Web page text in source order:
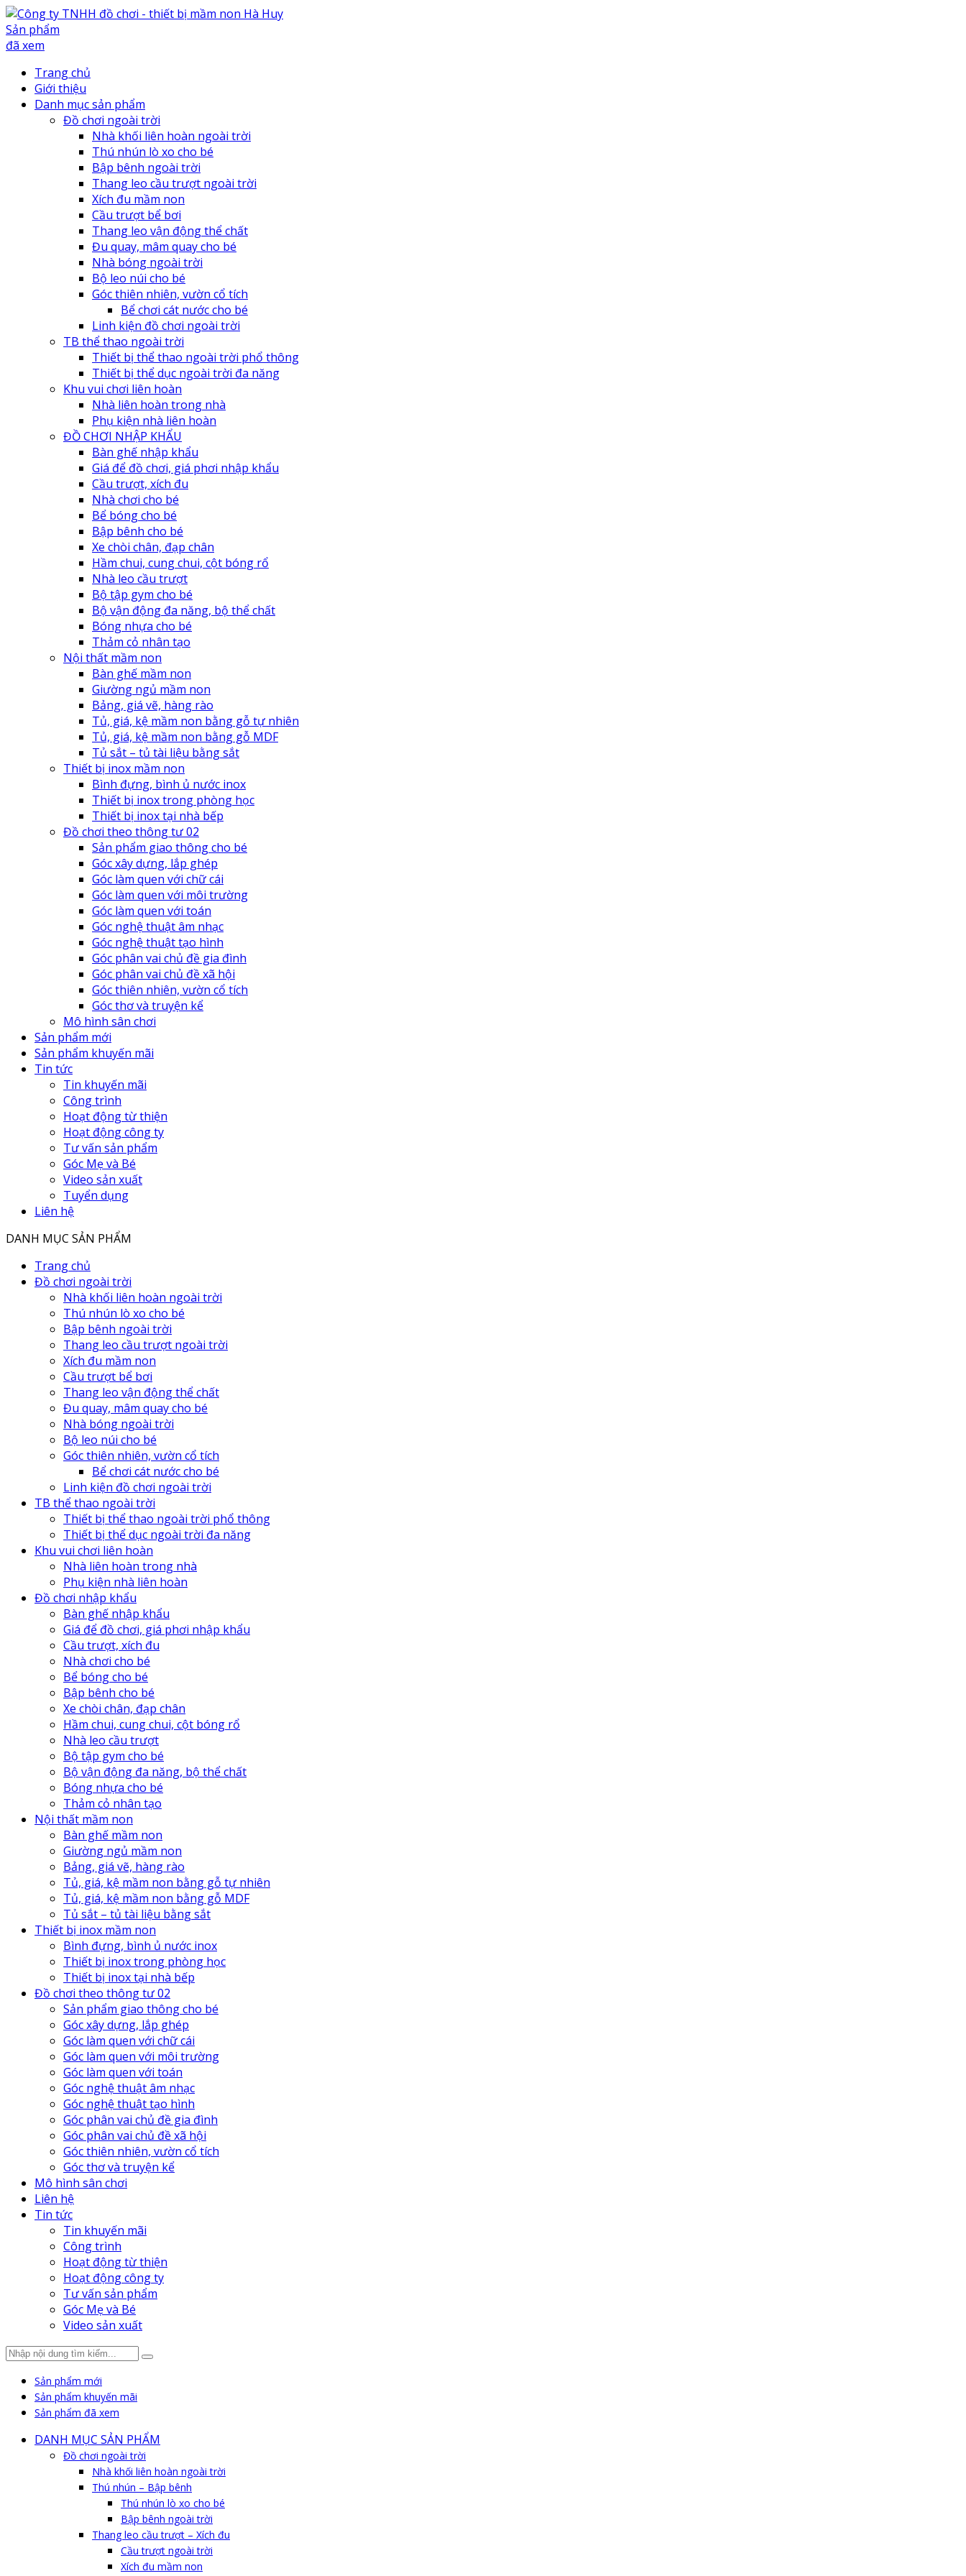
Sản phẩm
đã xem
Trang chủ
Giới thiệu
Danh mục sản phẩm
Đồ chơi ngoài trời
Nhà khối liên hoàn ngoài trời
Thú nhún lò xo cho bé
Bập bênh ngoài trời
Thang leo cầu trượt ngoài trời
Xích đu mầm non
Cầu trượt bể bơi
Thang leo vận động thể chất
Đu quay, mâm quay cho bé
Nhà bóng ngoài trời
Bộ leo núi cho bé
Góc thiên nhiên, vườn cổ tích
Bể chơi cát nước cho bé
Linh kiện đồ chơi ngoài trời
TB thể thao ngoài trời
Thiết bị thể thao ngoài trời phổ thông
Thiết bị thể dục ngoài trời đa năng
Khu vui chơi liên hoàn
Nhà liên hoàn trong nhà
Phụ kiện nhà liên hoàn
ĐỒ CHƠI NHẬP KHẨU
Bàn ghế nhập khẩu
Giá để đồ chơi, giá phơi nhập khẩu
Cầu trượt, xích đu
Nhà chơi cho bé
Bể bóng cho bé
Bập bênh cho bé
Xe chòi chân, đạp chân
Hầm chui, cung chui, cột bóng rổ
Nhà leo cầu trượt
Bộ tập gym cho bé
Bộ vận động đa năng, bộ thể chất
Bóng nhựa cho bé
Thảm cỏ nhân tạo
Nội thất mầm non
Bàn ghế mầm non
Giường ngủ mầm non
Bảng, giá vẽ, hàng rào
Tủ, giá, kệ mầm non bằng gỗ tự nhiên
Tủ, giá, kệ mầm non bằng gỗ MDF
Tủ sắt – tủ tài liệu bằng sắt
Thiết bị inox mầm non
Bình đựng, bình ủ nước inox
Thiết bị inox trong phòng học
Thiết bị inox tại nhà bếp
Đồ chơi theo thông tư 02
Sản phẩm giao thông cho bé
Góc xây dựng, lắp ghép
Góc làm quen với chữ cái
Góc làm quen với môi trường
Góc làm quen với toán
Góc nghệ thuật âm nhạc
Góc nghệ thuật tạo hình
Góc phân vai chủ đề gia đình
Góc phân vai chủ đề xã hội
Góc thiên nhiên, vườn cổ tích
Góc thơ và truyện kể
Mô hình sân chơi
Sản phẩm mới
Sản phẩm khuyến mãi
Tin tức
Tin khuyến mãi
Công trình
Hoạt động từ thiện
Hoạt động công ty
Tư vấn sản phẩm
Góc Mẹ và Bé
Video sản xuất
Tuyển dụng
Liên hệ
DANH MỤC SẢN PHẨM
Trang chủ
Đồ chơi ngoài trời
Nhà khối liên hoàn ngoài trời
Thú nhún lò xo cho bé
Bập bênh ngoài trời
Thang leo cầu trượt ngoài trời
Xích đu mầm non
Cầu trượt bể bơi
Thang leo vận động thể chất
Đu quay, mâm quay cho bé
Nhà bóng ngoài trời
Bộ leo núi cho bé
Góc thiên nhiên, vườn cổ tích
Bể chơi cát nước cho bé
Linh kiện đồ chơi ngoài trời
TB thể thao ngoài trời
Thiết bị thể thao ngoài trời phổ thông
Thiết bị thể dục ngoài trời đa năng
Khu vui chơi liên hoàn
Nhà liên hoàn trong nhà
Phụ kiện nhà liên hoàn
Đồ chơi nhập khẩu
Bàn ghế nhập khẩu
Giá để đồ chơi, giá phơi nhập khẩu
Cầu trượt, xích đu
Nhà chơi cho bé
Bể bóng cho bé
Bập bênh cho bé
Xe chòi chân, đạp chân
Hầm chui, cung chui, cột bóng rổ
Nhà leo cầu trượt
Bộ tập gym cho bé
Bộ vận động đa năng, bộ thể chất
Bóng nhựa cho bé
Thảm cỏ nhân tạo
Nội thất mầm non
Bàn ghế mầm non
Giường ngủ mầm non
Bảng, giá vẽ, hàng rào
Tủ, giá, kệ mầm non bằng gỗ tự nhiên
Tủ, giá, kệ mầm non bằng gỗ MDF
Tủ sắt – tủ tài liệu bằng sắt
Thiết bị inox mầm non
Bình đựng, bình ủ nước inox
Thiết bị inox trong phòng học
Thiết bị inox tại nhà bếp
Đồ chơi theo thông tư 02
Sản phẩm giao thông cho bé
Góc xây dựng, lắp ghép
Góc làm quen với chữ cái
Góc làm quen với môi trường
Góc làm quen với toán
Góc nghệ thuật âm nhạc
Góc nghệ thuật tạo hình
Góc phân vai chủ đề gia đình
Góc phân vai chủ đề xã hội
Góc thiên nhiên, vườn cổ tích
Góc thơ và truyện kể
Mô hình sân chơi
Liên hệ
Tin tức
Tin khuyến mãi
Công trình
Hoạt động từ thiện
Hoạt động công ty
Tư vấn sản phẩm
Góc Mẹ và Bé
Video sản xuất
Sản phẩm mới
Sản phẩm khuyến mãi
Sản phẩm đã xem
DANH MỤC SẢN PHẨM
Đồ chơi ngoài trời
Nhà khối liên hoàn ngoài trời
Thú nhún – Bập bênh
Thú nhún lò xo cho bé
Bập bênh ngoài trời
Thang leo cầu trượt – Xích đu
Cầu trượt ngoài trời
Xích đu mầm non